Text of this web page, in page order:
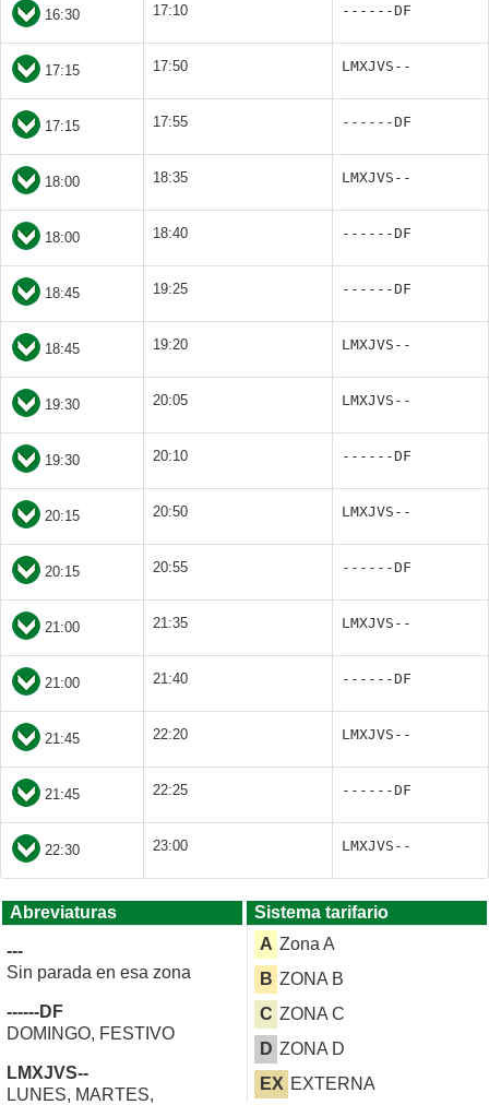
16:30 17:10 ------DF
17:15 17:50 LMXJVS--
17:15 17:55 ------DF
18:00 18:35 LMXJVS--
18:00 18:40 ------DF
18:45 19:25 ------DF
18:45 19:20 LMXJVS--
19:30 20:05 LMXJVS--
19:30 20:10 ------DF
20:15 20:50 LMXJVS--
20:15 20:55 ------DF
21:00 21:35 LMXJVS--
21:00 21:40 ------DF
21:45 22:20 LMXJVS--
21:45 22:25 ------DF
22:30 23:00 LMXJVS--
Abreviaturas
---
Sin parada en esa zona
------DF
DOMINGO, FESTIVO
LMXJVS--
LUNES, MARTES,
Sistema tarifario
A Zona A
B ZONA B
C ZONA C
D ZONA D
EX EXTERNA